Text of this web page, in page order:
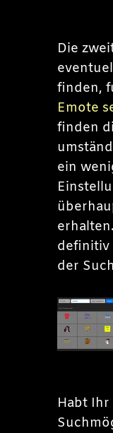
Die
finden,
Emote
finden
ein
definitiv
der
Habt